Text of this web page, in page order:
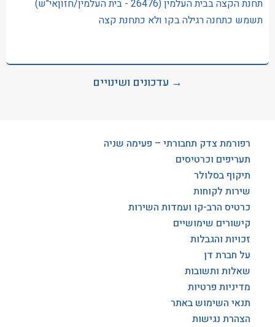
תחנת הקצה בבית העלמין (26476 - בית העלמין/חזוןאי"ש)
תשמש כתחנה רגילה בקו ולא כתחנת קצה
→ עדכונים ושינויים
רפורמת צדק תחבורתי – פעימה שניה
תעריפים וכרטיסים
תיקוף בסלולר
שירות לקוחות
כרטיס הרב-קו ועמדות השירות
קישורים שימושיים
זכויות והגבלות
על חברת דן
שאלות ותשובות
מדיניות פרטיות
תנאי השימוש באתר
הצהרת נגישות